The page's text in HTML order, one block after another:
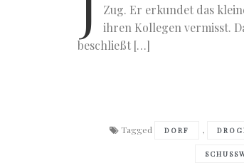
Zug. Er erkundet das
ihren Kollegen vermisst.
beschließt […]
Tagged DORF ,